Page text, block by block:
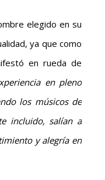
elegido en su
ya que como
en rueda de
en pleno
los músicos de
incluido, salían a
y alegría en